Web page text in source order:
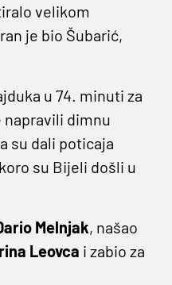
velikom
je bio Šubarić,
u 74. minuti za
dimnu
su dali poticaja
su Bijeli došli u
Melnjak, našao
Leovca i zabio za